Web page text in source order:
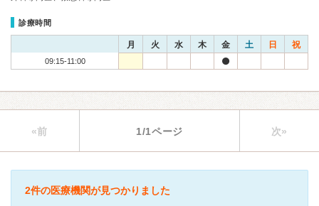
診療時間
月 火 水 木 金 土 日 祝
09:15-11:00
«前 1/1ページ 次»
2件の医療機関が見つかりました